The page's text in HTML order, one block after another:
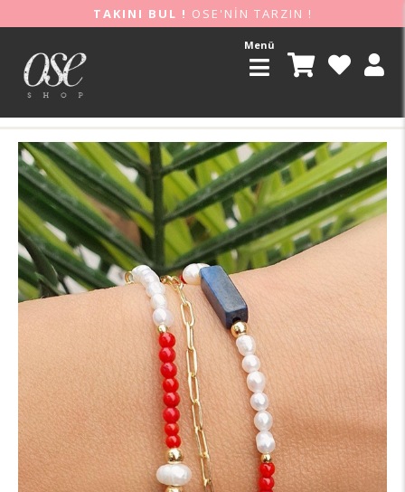
TAKINI BUL ! OSE'NİN TARZIN !
Menü